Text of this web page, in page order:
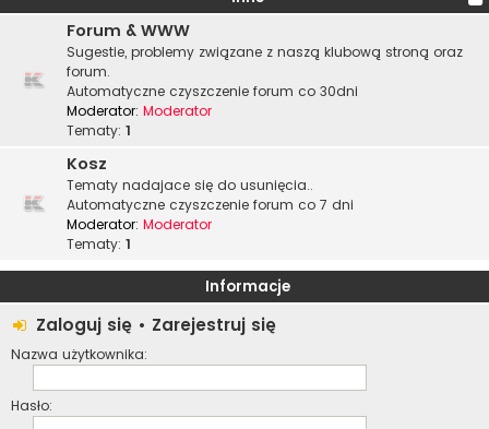
Forum & WWW
Sugestie, problemy związane z naszą klubową stroną oraz
forum.
Automatyczne czyszczenie forum co 30dni
Moderator: Moderator
Tematy: 1
Kosz
Tematy nadajace się do usunięcia..
Automatyczne czyszczenie forum co 7 dni
Moderator: Moderator
Tematy: 1
Informacje
Zaloguj się • Zarejestruj się
Nazwa użytkownika:
Hasło: